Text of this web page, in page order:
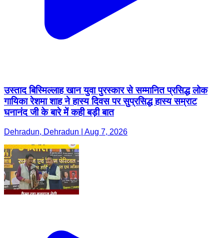
उस्ताद बिस्मिल्लाह खान युवा पुरस्कार से सम्मानित प्रसिद्ध लोक
गायिका रेशमा शाह ने हास्य दिवस पर सुप्रसिद्ध हास्य सम्राट
घनानंद जी के बारे में कही बड़ी बात
Dehradun, Dehradun | Aug 7, 2026